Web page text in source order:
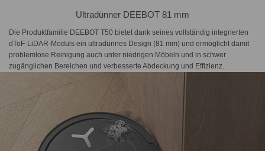
Ultradünner DEEBOT 81 mm
Die Produktfamilie DEEBOT T50 bietet dank seines vollständig integrierten
dToF-LiDAR-Moduls ein ultradünnes Design (81 mm) und ermöglicht damit
problemlose Reinigung auch unter niedrigen Möbeln und in schwer
zugänglichen Bereichen und verbesserte Abdeckung und Effizienz.